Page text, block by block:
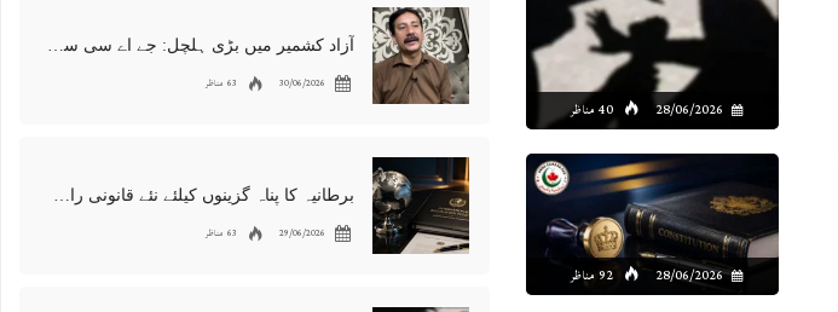
28/06/2026 40 مناظر
28/06/2026 92 مناظر
آزاد کشمیر میں بڑی ہلچل: جے اے سی سربراہ شوکت نواز میر کی گرفتاری، دھرنا جاری
30/06/2026 63 مناظر
برطانیہ کا پناہ گزینوں کیلئے نئے قانونی راستوں اور اسپانسر شپ نظام کا اعلان
29/06/2026 63 مناظر